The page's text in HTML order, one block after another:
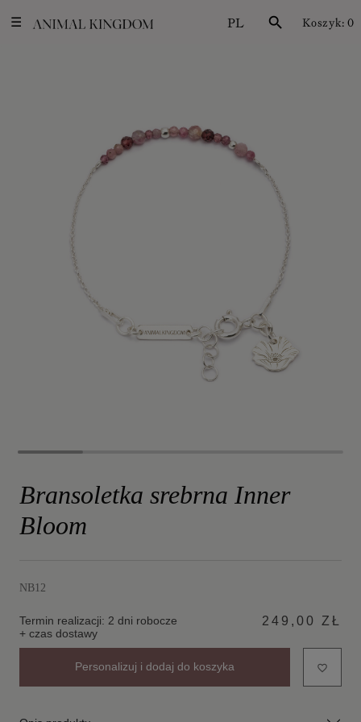
☰ PL search Koszyk: 0
Bransoletka srebrna Inner
Bloom
NB12
Termin realizacji: 2 dni robocze
+ czas dostawy
249,00 ZŁ
Personalizuj i dodaj do koszyka favorite_border